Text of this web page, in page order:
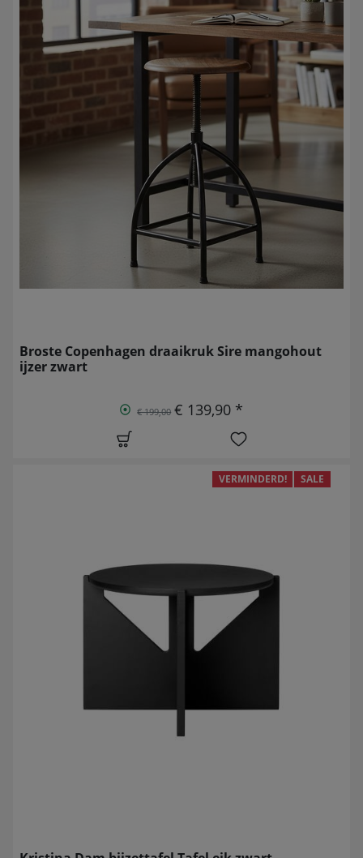
Broste Copenhagen draaikruk Sire mangohout
ijzer zwart
€ 199,00 € 139,90 *
VERMINDERD! SALE